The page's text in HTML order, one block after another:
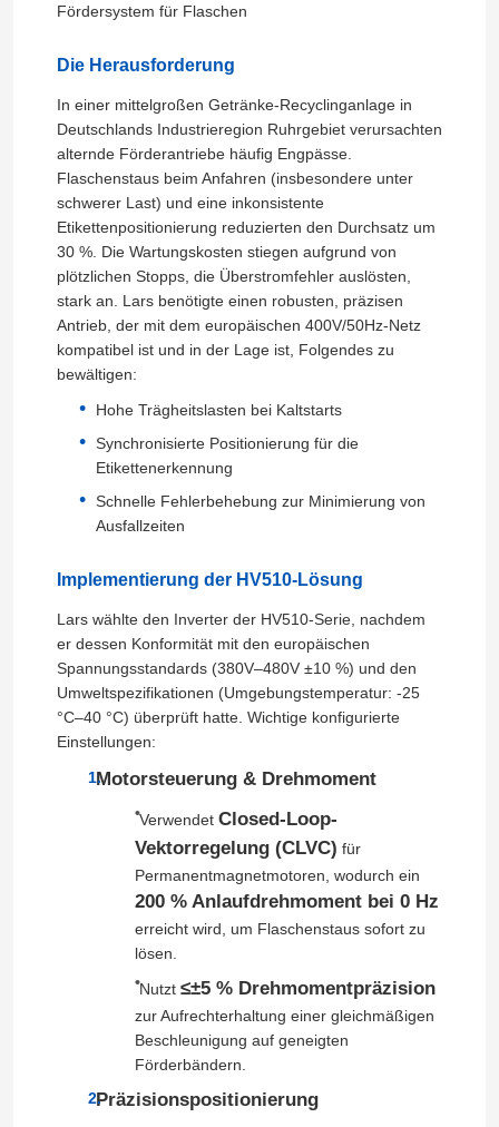
Fördersystem für Flaschen
Die Herausforderung
In einer mittelgroßen Getränke-Recyclinganlage in
Deutschlands Industrieregion Ruhrgebiet verursachten
alternde Förderantriebe häufig Engpässe.
Flaschenstaus beim Anfahren (insbesondere unter
schwerer Last) und eine inkonsistente
Etikettenpositionierung reduzierten den Durchsatz um
30 %. Die Wartungskosten stiegen aufgrund von
plötzlichen Stopps, die Überstromfehler auslösten,
stark an. Lars benötigte einen robusten, präzisen
Antrieb, der mit dem europäischen 400V/50Hz-Netz
kompatibel ist und in der Lage ist, Folgendes zu
bewältigen:
Hohe Trägheitslasten bei Kaltstarts
Synchronisierte Positionierung für die
Etikettenerkennung
Schnelle Fehlerbehebung zur Minimierung von
Ausfallzeiten
Implementierung der HV510-Lösung
Lars wählte den Inverter der HV510-Serie, nachdem
er dessen Konformität mit den europäischen
Spannungsstandards (380V–480V ±10 %) und den
Umweltspezifikationen (Umgebungstemperatur: -25
°C–40 °C) überprüft hatte. Wichtige konfigurierte
Einstellungen:
Motorsteuerung & Drehmoment
Verwendet Closed-Loop-
Vektorregelung (CLVC) für
Permanentmagnetmotoren, wodurch ein
200 % Anlaufdrehmoment bei 0 Hz
erreicht wird, um Flaschenstaus sofort zu
lösen.
Nutzt ≤±5 % Drehmomentpräzision
zur Aufrechterhaltung einer gleichmäßigen
Beschleunigung auf geneigten
Förderbändern.
Präzisionspositionierung